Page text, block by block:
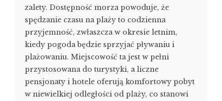
zalety. Dostępność morza powoduje, że
spędzanie czasu na plaży to codzienna
przyjemność, zwłaszcza w okresie letnim,
kiedy pogoda będzie sprzyjać pływaniu i
plażowaniu. Miejscowość ta jest w pełni
przystosowana do turystyki, a liczne
pensjonaty i hotele oferują komfortowy pobyt
w niewielkiej odległości od plaży, co stanowi